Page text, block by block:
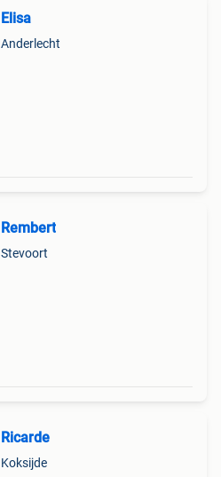
Elisa
Anderlecht
Rembert
Stevoort
Ricarde
Koksijde